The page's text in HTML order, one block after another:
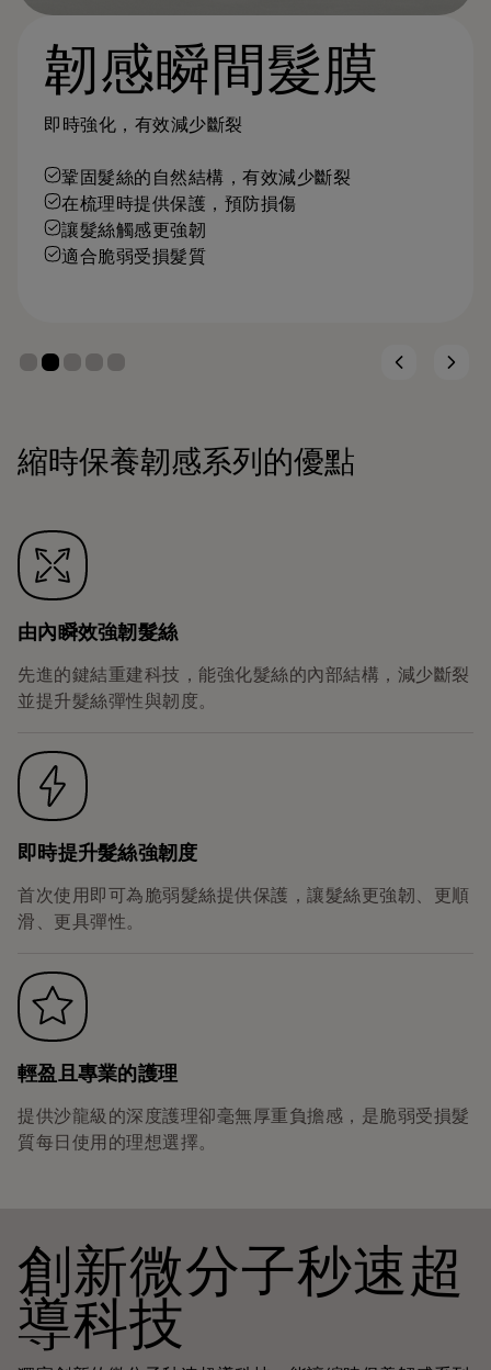
韌感瞬間髮膜
即時強化，有效減少斷裂
鞏固髮絲的自然結構，有效減少斷裂
在梳理時提供保護，預防損傷
讓髮絲觸感更強韌
適合脆弱受損髮質
縮時保養韌感系列的優點
由內瞬效強韌髮絲
先進的鍵結重建科技，能強化髮絲的內部結構，減少斷裂
並提升髮絲彈性與韌度。
即時提升髮絲強韌度
首次使用即可為脆弱髮絲提供保護，讓髮絲更強韌、更順
滑、更具彈性。
輕盈且專業的護理
提供沙龍級的深度護理卻毫無厚重負擔感，是脆弱受損髮
質每日使用的理想選擇。
創新微分子秒速超
導科技